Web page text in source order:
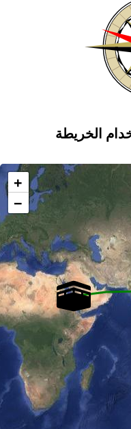
الخريطة
+
−